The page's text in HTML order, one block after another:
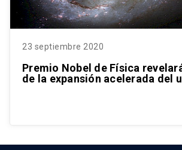
23 septiembre 2020
Premio Nobel de Física
de la expansión acelerada del